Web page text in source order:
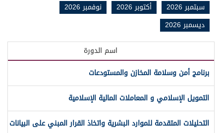
سبتمبر 2026
أكتوبر 2026
نوفمبر 2026
ديسمبر 2026
اسم الدورة
برنامج أمن وسلامة المخازن والمستودعات
التمويل الإسلامي و المعاملات المالية الإسلامية
التحليلات المتقدمة للموارد البشرية واتخاذ القرار المبني على البيانات